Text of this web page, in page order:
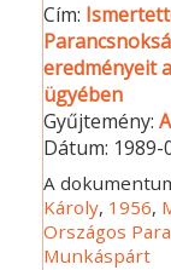
Cím:
eredményeit
ügyében
Gyűjtemény:
Dátum: 1989-
A
Károly, 1956,
Országos
Munkáspárt